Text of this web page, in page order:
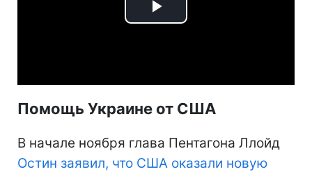
Play
Помощь Украине от США
В начале ноября глава Пентагона Ллойд
Остин заявил, что США оказали новую